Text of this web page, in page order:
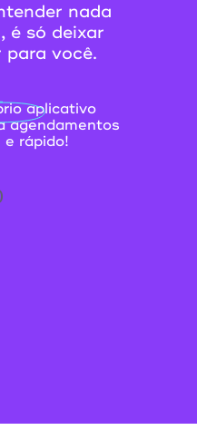
nada
é só deixar
você.
aplicativo
agendamentos
e rápido!